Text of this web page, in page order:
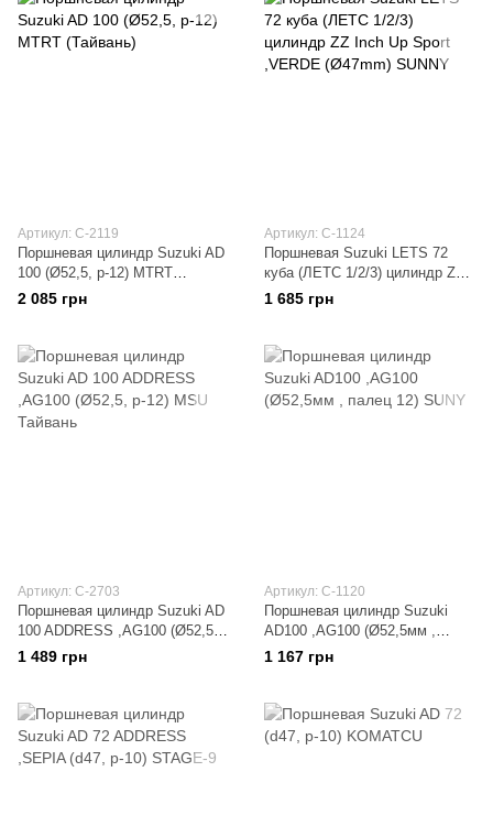
Артикул: C-2119
Поршневая цилиндр Suzuki AD
100 (Ø52,5, p-12) MTRT
(Тайвань)
2 085 грн
Артикул: C-1124
Поршневая Suzuki LETS 72
куба (ЛЕТС 1/2/3) цилиндр ZZ
Inch Up Sport ,VERDE (Ø47mm)
1 685 грн
Артикул: C-2703
Поршневая цилиндр Suzuki AD
100 ADDRESS ,AG100 (Ø52,5,
p-12) MSU Тайвань
1 489 грн
Артикул: C-1120
Поршневая цилиндр Suzuki
AD100 ,AG100 (Ø52,5мм ,
палец 12) SUNY
1 167 грн